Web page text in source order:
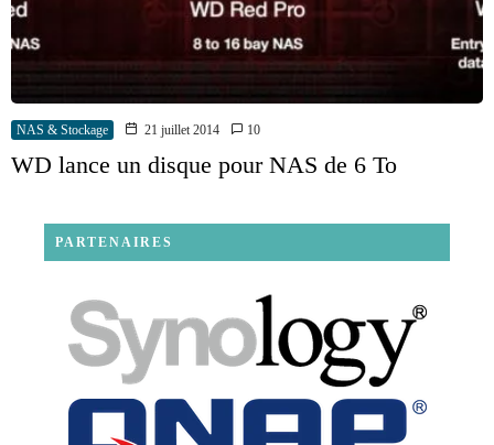
NAS & Stockage 21 juillet 2014 10
WD lance un disque pour NAS de 6 To
PARTENAIRES